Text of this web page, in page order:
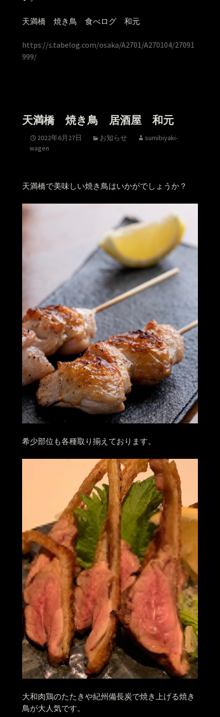
天満橋 焼き鳥 食べログ 和元
https://s.tabelog.com/osaka/A2701/A270104/27091
999/
天満橋 焼き鳥 居酒屋 和元
2022年6月27日 お知らせ
sumibiyaki-
wagen
天満橋で美味しい焼き鳥はいかがでしょうか？
希少部位も各種取り揃えております。
大和肉鶏のたたきや紀州備長炭で焼き上げる焼き
鳥が大人気です。